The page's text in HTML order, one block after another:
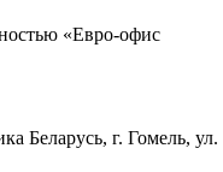
«Евро-офис
Беларусь, г. Гомель, ул.